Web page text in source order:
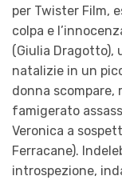
per Twister Film,
colpa e
(Giulia Dragotto),
natalizie in un
donna scompare,
famigerato
Veronica a
Ferracane).
introspezione,